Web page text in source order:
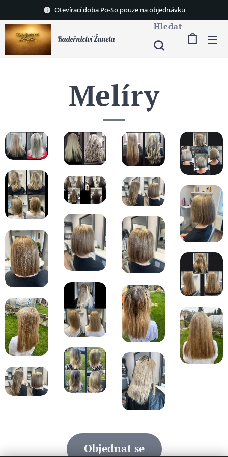
Otevírací doba Po-So pouze na objednávku
Kadeřnictví Žaneta
Hledat
Melíry
Objednat se